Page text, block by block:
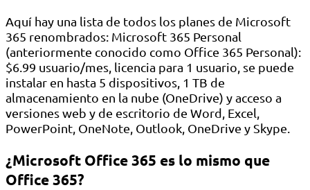
Aquí hay una lista de todos los planes de Microsoft
365 renombrados: Microsoft 365 Personal
(anteriormente conocido como Office 365 Personal):
$6.99 usuario/mes, licencia para 1 usuario, se puede
instalar en hasta 5 dispositivos, 1 TB de
almacenamiento en la nube (OneDrive) y acceso a
versiones web y de escritorio de Word, Excel,
PowerPoint, OneNote, Outlook, OneDrive y Skype.
¿Microsoft Office 365 es lo mismo que
Office 365?